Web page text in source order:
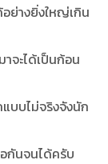
ย่างยิ่งใหญ่เกิน
จะได้เป็นก้อน
บบไม่จริงจังนัก
กันจนได้ครับ